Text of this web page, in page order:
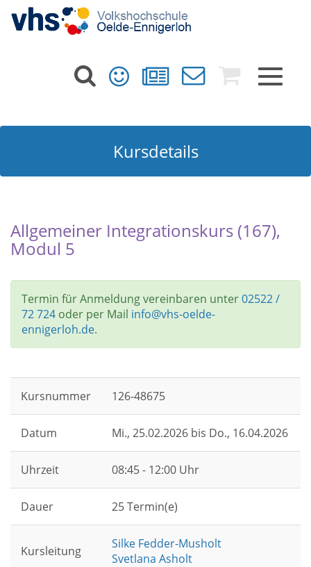
Toggle
Kursdetails
Allgemeiner Integrationskurs (167),
Modul 5
Termin für Anmeldung vereinbaren unter02522 /
72 724 oder per Mail info@vhs-oelde-
ennigerloh.de.
Kursnummer 126-48675
Datum Mi., 25.02.2026 bis Do., 16.04.2026
Uhrzeit 08:45 - 12:00 Uhr
Dauer 25 Termin(e)
Kursleitung
Silke Fedder-Musholt
Svetlana Asholt